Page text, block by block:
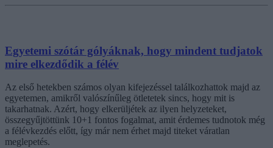
Egyetemi szótár gólyáknak, hogy mindent tudjatok
mire elkezdődik a félév
Az első hetekben számos olyan kifejezéssel találkozhattok majd az
egyetemen, amikről valószínűleg ötletetek sincs, hogy mit is
takarhatnak. Azért, hogy elkerüljétek az ilyen helyzeteket,
összegyűjtöttünk 10+1 fontos fogalmat, amit érdemes tudnotok még
a félévkezdés előtt, így már nem érhet majd titeket váratlan
meglepetés.